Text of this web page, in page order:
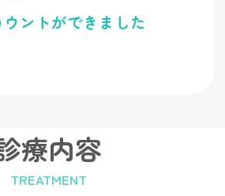
ントができました
療内容
TREATMENT